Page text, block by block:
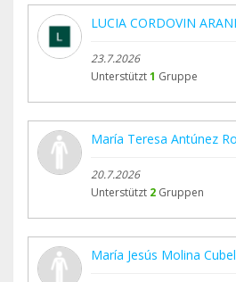
LUCIA CORDOVIN
23.7.2026
Unterstützt1 Gruppe
María Teresa Antúnez
20.7.2026
Unterstützt 2 Gruppen
María Jesús Molina Cubel